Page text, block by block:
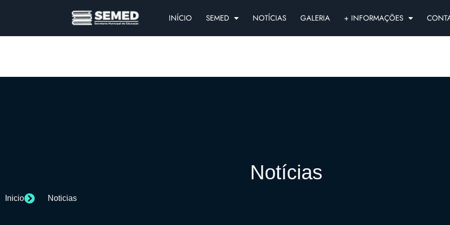
INÍCIO SEMED NOTÍCIAS GALERIA + INFORMAÇÕES
Notícias
Inicio Noticias